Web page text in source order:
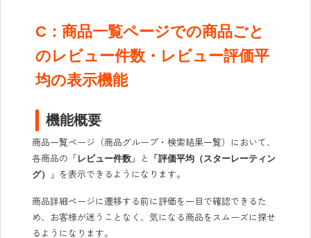
C：商品一覧ページでの商品ごと
のレビュー件数・レビュー評価平
均の表示機能
機能概要
商品一覧ページ（商品グループ・検索結果一覧）において、
各商品の「 レビュー件数 」と
「評価平均（スターレーティン
グ）
」を表示できるようになります。
商品詳細ページに遷移する前に評価を一目で確認できるた
め、お客様が迷うことなく、気になる商品をスムーズに探せ
るようになります。